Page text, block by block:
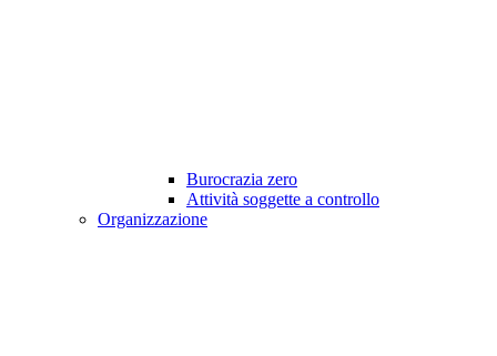
Burocrazia zero
Attività soggette a controllo
Organizzazione